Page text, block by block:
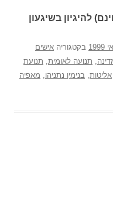
להיגיון בשיגעון
בקטגוריה אישים
תנועה לאומית תנועת
אליטות בנימין נתניהו
מאפיה